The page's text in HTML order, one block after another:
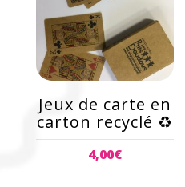
Jeux de carte en
carton recyclé ♻️
4,00€